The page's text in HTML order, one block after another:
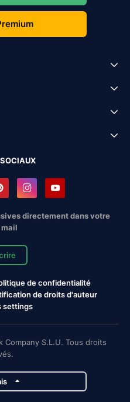
directement dans votre
de confidentialité
de droits d'auteur
settings
S.L.U. Tous droits